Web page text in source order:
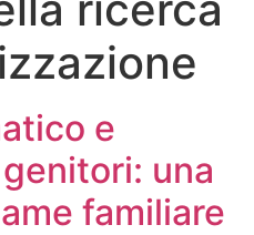
e
una
familiare